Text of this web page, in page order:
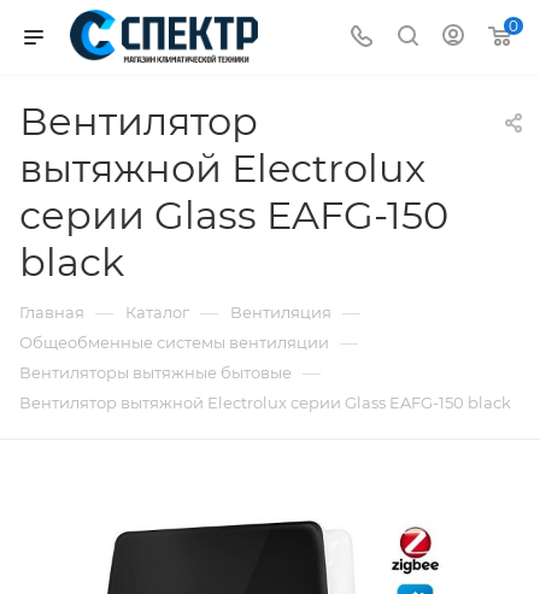
0
Вентилятор
вытяжной Electrolux
серии Glass EAFG-150
black
Главная — Каталог — Вентиляция —
Общеобменные системы вентиляции —
Вентиляторы вытяжные бытовые —
Вентилятор вытяжной Electrolux серии Glass EAFG-150 black